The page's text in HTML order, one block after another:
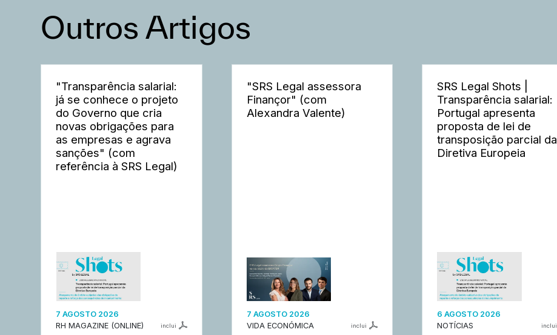
Outros Artigos
"Transparência salarial:
já se conhece o projeto
do Governo que cria
novas obrigações para
as empresas e agrava
sanções" (com
referência à SRS Legal)
7 AGOSTO 2026
RH MAGAZINE (ONLINE)
inclui
"SRS Legal assessora
Finançor" (com
Alexandra Valente)
7 AGOSTO 2026
VIDA ECONÓMICA
inclui
SRS Legal Shots |
Transparência salarial:
Portugal apresenta
proposta de lei de
transposição parcial da
Diretiva Europeia
6 AGOSTO 2026
NOTÍCIAS
inclui